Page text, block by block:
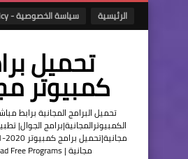
الرئيسية سياسة الخصوصية - Privacy policy
تحميل
كمبيوتر
تحميل البرامج المجانية برابط
الكمبيوترالمجانية|برامج الجوال|
مجانية | Download Free Programs